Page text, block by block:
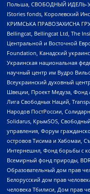
Польша, СВОБОДНЫЙ ИДЕЛЬ-
IStories fonds, Королевский
КРИМСЬКА ПРАВОЗАХИСНА
Bellingcat, Bellingcat Ltd, The
Центральной и Восточной
Foundation, Канадский
Украинская национальная
научный центр им Вудро
Всеукраинский духовный
Швеции, Проект Медуза, Фонд
Лига Свободных Наций,
Народов ПостРоссии,
Solidarus, КрымSOS, Свободный
управления, Форум
островов Тисима и Хабомаи,
Интернешнл, Фонд борьбы с
Всемирный фонд природы,
Образовательный дом прав
Белорусский дом прав
человека Тбилиси, Дом прав